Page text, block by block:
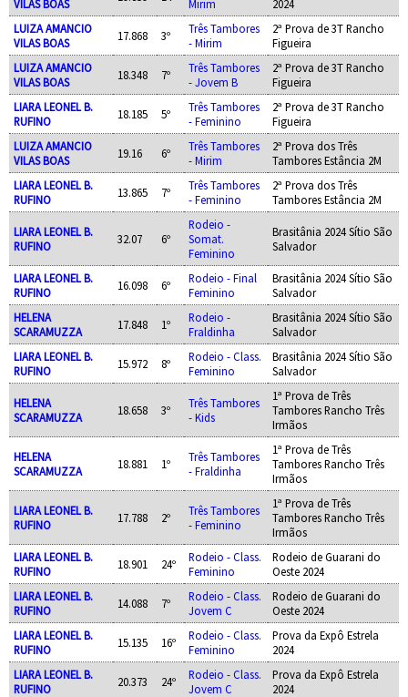
VILAS BOAS Mirim
2024
LUIZA AMANCIO
VILAS BOAS
17.868 3º
Três Tambores
- Mirim
2ª Prova de 3T Rancho
Figueira
LUIZA AMANCIO
VILAS BOAS
18.348 7º
Três Tambores
- Jovem B
2ª Prova de 3T Rancho
Figueira
LIARA LEONEL B.
RUFINO
18.185 5º
Três Tambores
- Feminino
2ª Prova de 3T Rancho
Figueira
LUIZA AMANCIO
VILAS BOAS
19.16 6º
Três Tambores
- Mirim
2ª Prova dos Três
Tambores Estância 2M
LIARA LEONEL B.
RUFINO
13.865 7º
Três Tambores
- Feminino
2ª Prova dos Três
Tambores Estância 2M
LIARA LEONEL B.
RUFINO
32.07 6º
Rodeio -
Somat.
Feminino
Brasitânia 2024 Sítio São
Salvador
LIARA LEONEL B.
RUFINO
16.098 6º
Rodeio - Final
Feminino
Brasitânia 2024 Sítio São
Salvador
HELENA
SCARAMUZZA
17.848 1º
Rodeio -
Fraldinha
Brasitânia 2024 Sítio São
Salvador
LIARA LEONEL B.
RUFINO
15.972 8º
Rodeio - Class.
Feminino
Brasitânia 2024 Sítio São
Salvador
HELENA
SCARAMUZZA
18.658 3º
Três Tambores
- Kids
1ª Prova de Três
Tambores Rancho Três
Irmãos
HELENA
SCARAMUZZA
18.881 1º
Três Tambores
- Fraldinha
1ª Prova de Três
Tambores Rancho Três
Irmãos
LIARA LEONEL B.
RUFINO
17.788 2º
Três Tambores
- Feminino
1ª Prova de Três
Tambores Rancho Três
Irmãos
LIARA LEONEL B.
RUFINO
18.901 24º
Rodeio - Class.
Feminino
Rodeio de Guarani do
Oeste 2024
LIARA LEONEL B.
RUFINO
14.088 7º
Rodeio - Class.
Jovem C
Rodeio de Guarani do
Oeste 2024
LIARA LEONEL B.
RUFINO
15.135 16º
Rodeio - Class.
Feminino
Prova da Expô Estrela
2024
LIARA LEONEL B.
RUFINO
20.373 24º
Rodeio - Class.
Jovem C
Prova da Expô Estrela
2024